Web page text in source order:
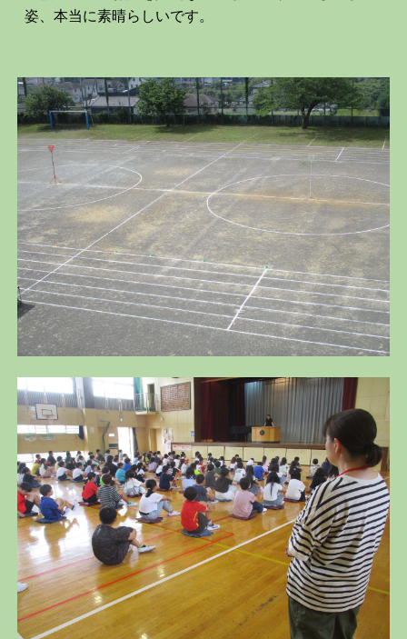
姿、本当に素晴らしいです。